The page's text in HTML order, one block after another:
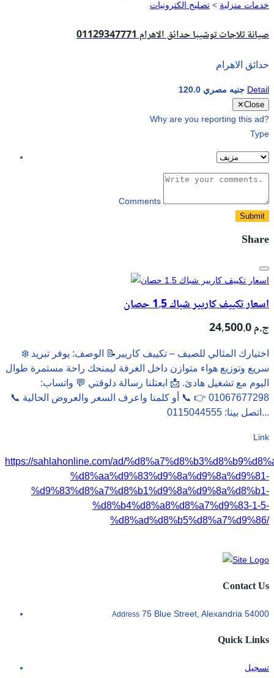
خدمات منزلية > تصليح الكترونيات
صيانة ثلاجات توشيبا حدائق الاهرام 01129347771
حدائق الاهرام
120.0 جنيه مصري Detail
✕Close
Why are you reporting this ad?
Type
Comments
Submit
Share
اسعار تكييف كاريير شباك 1.5 حصان
24,500.0 ج.م
❄️ اختيارك المثالي للصيف – تكييف كاريير📝 الوصف: يوفر تبريد
سريع وتوزيع هواء متوازن داخل الغرفة ليمنحك راحة مستمرة طوال
اليوم مع تشغيل هادئ. 📩 ابعتلنا رسالة دلوقتي 💬 واتساب:
01067677298 👉 📞 أو كلمنا واعرف السعر والعروض الحالية 📞
اتصل بينا: 0115044555...
Link
https://sahlahonline.com/ad/
%d8%aa%d9%83%d9%8a%d9%8a%d9%81-
%d9%83%d8%a7%d8%b1%d9%8a%d9%8a%d8%b1-
%d8%b4%d8%a8%d8%a7%d9%83-1-5-
%d8%ad%d8%b5%d8%a7%d9%86/
Contact Us
Address 75 Blue Street, Alexandria 54000
Quick Links
تسجيل